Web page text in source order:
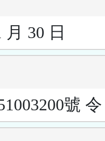
月 30 日
號 令